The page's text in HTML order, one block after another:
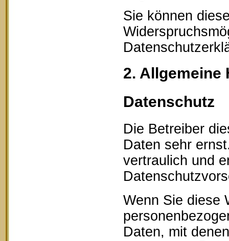
Sie können
2. Allgemeine
Datenschutz
Die Betreiber
Daten sehr
vertraulich und
Wenn Sie diese
Daten, mit